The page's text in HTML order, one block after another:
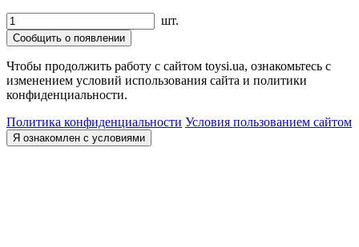
шт.
Сообщить о появлении
Чтобы продолжить работу с сайтом toysi.ua, ознакомьтесь с
изменением условий использования сайта и политики
конфиденциальности.
Политика конфиденциальности Условия пользованием сайтом
Я ознакомлен с условиями